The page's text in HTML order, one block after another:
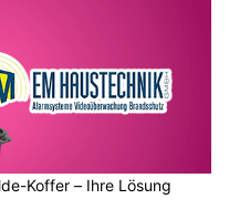
Koffer – Ihre Lösung